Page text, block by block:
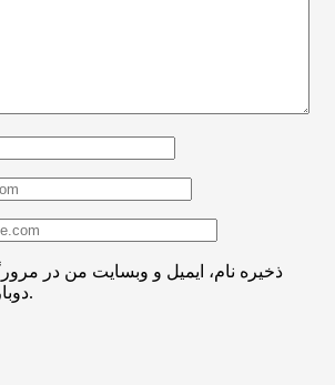
ذخیره نام، ایمیل و وبسایت من در
دوباره دیدگاهی می‌نویسم.